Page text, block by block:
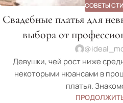
СОВЕТЫ
Свадебные платья для
выбора от
Девушки, чей рост ниже
некоторыми нюансами в
платья.